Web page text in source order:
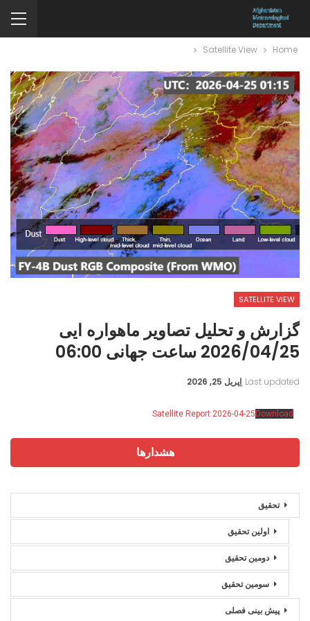
Home
Satellite View
SATELLITE VIEW
گزارش و تحلیل تصاویر ماهواره ایی
2026/04/25 ساعت جهانی 06:00
Last updated اِپریل 25, 2026
Satellite Report 2026-04-25Download
هشدارها
تحقیق
اولین تحقیق
دومین تحقیق
سومین تحقیق
پیش بینی فصلی